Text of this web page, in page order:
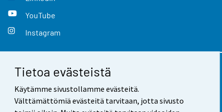
Tietoa evästeistä
Käytämme sivustollamme evästeitä.
Välttämättömiä evästeitä tarvitaan, jotta sivusto
YouTube
Instagram
Yhteystiedot
Palaute